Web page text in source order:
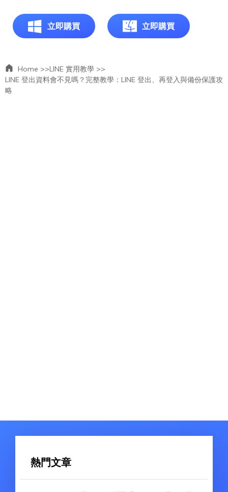
立即購買 立即購買
Home >>LINE 實用教學 >>
LINE 登出資料會不見嗎？完整教學：LINE 登出、再登入與備份保護攻
略
熱門文章